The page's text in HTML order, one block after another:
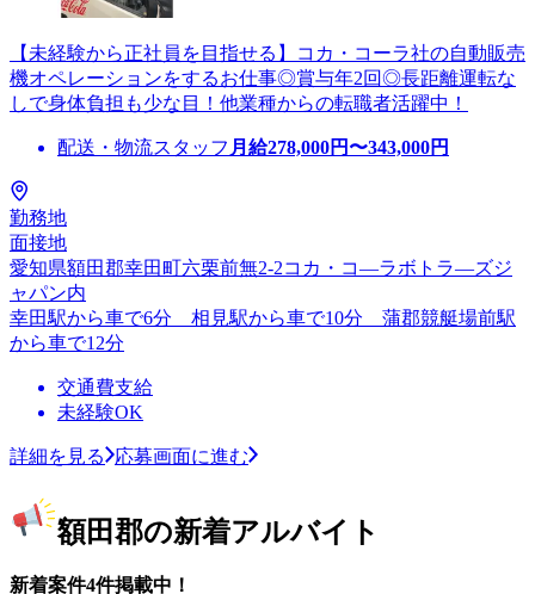
【未経験から正社員を目指せる】コカ・コーラ社の自動販売
機オペレーションをするお仕事◎賞与年2回◎長距離運転な
しで身体負担も少な目！他業種からの転職者活躍中！
配送・物流スタッフ 月給278,000円〜343,000円
勤務地
面接地
愛知県額田郡幸田町六栗前無2-2コカ・コ―ラボトラ―ズジ
ャパン内
幸田駅から車で6分 相見駅から車で10分 蒲郡競艇場前駅
から車で12分
交通費支給
未経験OK
詳細を見る 応募画面に進む
額田郡の新着アルバイト
新着案件4件掲載中！